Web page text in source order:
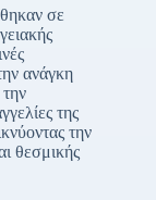
σε
ανάγκη
της
την
θεσμικής